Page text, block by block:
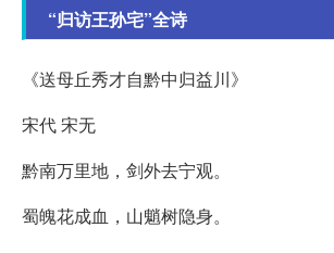
“归访王孙宅”全诗
《送母丘秀才自黔中归益川》
宋代 宋无
黔南万里地，剑外去宁观。
蜀魄花成血，山魈树隐身。